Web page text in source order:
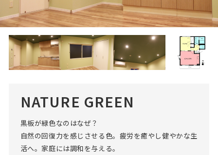
NATURE GREEN
黒板が緑色なのはなぜ？
自然の回復力を感じさせる色。疲労を癒やし健やかな生
活へ。家庭には調和を与える。